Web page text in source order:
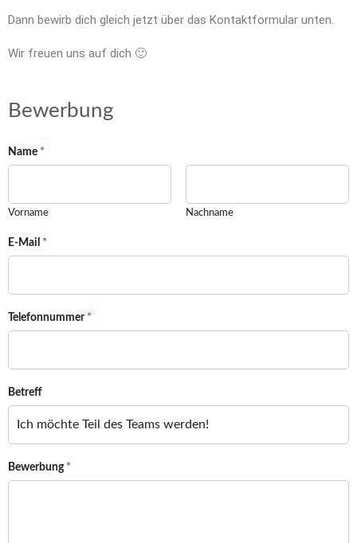
Dann bewirb dich gleich jetzt über das Kontaktformular unten.
Wir freuen uns auf dich 🙂
Bewerbung
Name *
Vorname Nachname
E-Mail *
Telefonnummer *
Betreff
Bewerbung *